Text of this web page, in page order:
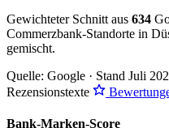
Gewichteter Schnitt aus 634
Commerzbank-Standorte in
gemischt.
Quelle: Google · Stand Juli
Rezensionstexte
Bank-Marken-Score